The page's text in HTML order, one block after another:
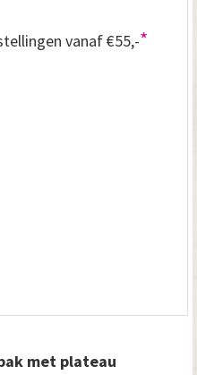
vanaf €55,-*
met plateau